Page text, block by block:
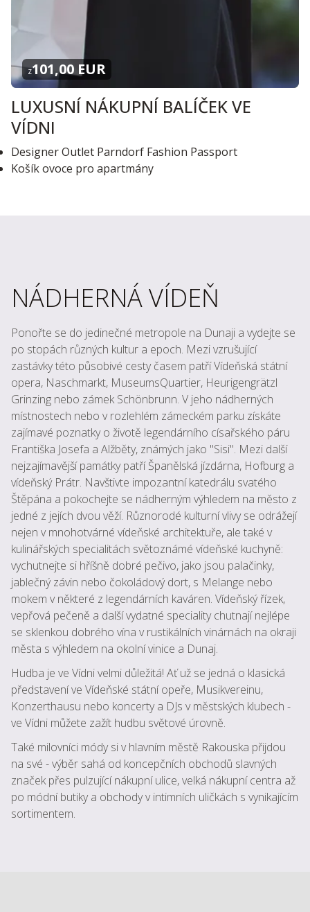
z101,00 EUR
LUXUSNÍ NÁKUPNÍ BALÍČEK VE
VÍDNI
Designer Outlet Parndorf Fashion Passport
Košík ovoce pro apartmány
NÁDHERNÁ VÍDEŇ
Ponořte se do jedinečné metropole na Dunaji a vydejte se
po stopách různých kultur a epoch. Mezi vzrušující
zastávky této působivé cesty časem patří Vídeňská státní
opera, Naschmarkt, MuseumsQuartier, Heurigengrätzl
Grinzing nebo zámek Schönbrunn. V jeho nádherných
místnostech nebo v rozlehlém zámeckém parku získáte
zajímavé poznatky o životě legendárního císařského páru
Františka Josefa a Alžběty, známých jako "Sisi". Mezi další
nejzajímavější památky patří Španělská jízdárna, Hofburg a
vídeňský Prátr. Navštivte impozantní katedrálu svatého
Štěpána a pokochejte se nádherným výhledem na město z
jedné z jejích dvou věží. Různorodé kulturní vlivy se odrážejí
nejen v mnohotvárné vídeňské architektuře, ale také v
kulinářských specialitách světoznámé vídeňské kuchyně:
vychutnejte si hříšně dobré pečivo, jako jsou palačinky,
jablečný závin nebo čokoládový dort, s Melange nebo
mokem v některé z legendárních kaváren. Vídeňský řízek,
vepřová pečeně a další vydatné speciality chutnají nejlépe
se sklenkou dobrého vína v rustikálních vinárnách na okraji
města s výhledem na okolní vinice a Dunaj.
Hudba je ve Vídni velmi důležitá! Ať už se jedná o klasická
představení ve Vídeňské státní opeře, Musikvereinu,
Konzerthausu nebo koncerty a DJs v městských klubech -
ve Vídni můžete zažít hudbu světové úrovně.
Také milovníci módy si v hlavním městě Rakouska přijdou
na své - výběr sahá od koncepčních obchodů slavných
značek přes pulzující nákupní ulice, velká nákupní centra až
po módní butiky a obchody v intimních uličkách s vynikajícím
sortimentem.